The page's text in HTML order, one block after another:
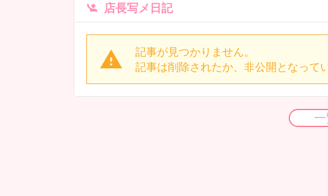
店長写メ日記
記事が見つかりません。
記事は削除されたか、非公開となって